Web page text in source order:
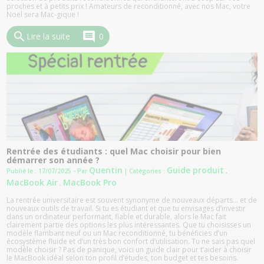
proches et à petits prix ! Amateurs de reconditionné, avec nos Mac, votre
Noël sera Mac-gique !
search Lire la suite comment 0
Rentrée des étudiants : quel Mac choisir pour bien
démarrer son année ?
Publié le : 17/07/2025 - Par Quentin | Catégories : Guide produit ,
MacBook Air , MacBook Pro
La rentrée universitaire est souvent synonyme de nouveaux départs… et de
nouveaux outils de travail. Si tu es étudiant et que tu envisages d’investir
dans un ordinateur performant, fiable et durable, alors le Mac fait
clairement partie des options les plus intéressantes. Que tu choisisses un
modèle flambant neuf ou un Mac reconditionné, tu bénéficies d’un
écosystème fluide et d’un très bon confort d’utilisation. Tu ne sais pas quel
modèle choisir ? Pas de panique, voici un guide clair pour t’aider à choisir
le MacBook idéal selon ton profil d’études, ton budget et tes besoins.